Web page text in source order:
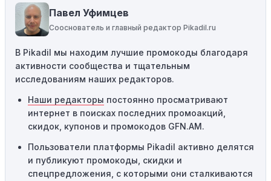
пытаетесь применить код к товару, не
соответствующему критериям, он не сработает.
промокоды требуют соблюдения минимального
порога покупки, чтобы получить право на скидку. Если
сумма в корзине не соответствует указанному порогу,
код не сработает.
Географические ограничения:Действие некоторых
промокодов может быть ограничено определенными
местами или регионами. Если вы находитесь за
пределами указанного региона, то код не будет
применяться.
Павел Уфимцев
Сооснователь и главный редактор Pikadil.ru
В Pikadil мы находим лучшие промокоды благодаря
активности сообщества и тщательным
исследованиям наших редакторов.
Наши редакторы постоянно просматривают
интернет в поисках последних промоакций,
скидок, купонов и промокодов GFN.AM.
Пользователи платформы Pikadil активно делятся
и публикуют промокоды, скидки и
спецпредложения, с которыми они сталкиваются